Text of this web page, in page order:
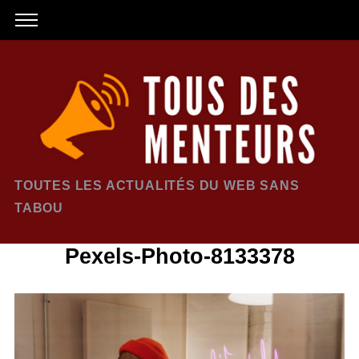
TOUTES LES ACTUALITÉS DU WEB SANS
TABOU
Pexels-Photo-8133378